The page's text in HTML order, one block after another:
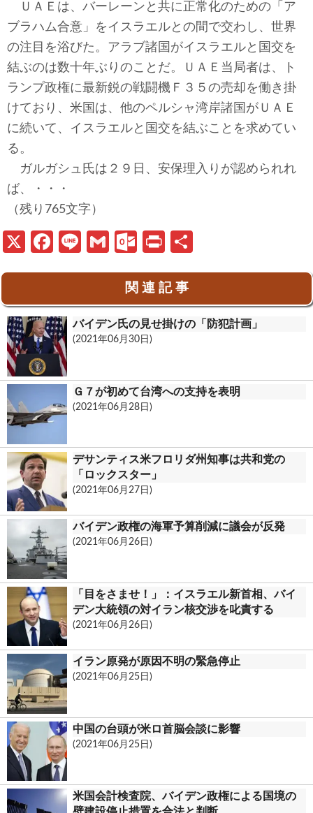
東アジア
東京発
ＵＡＥは、バーレーンと共に正常化のための「ア
ブラハム合意」をイスラエルとの間で交わし、世界
の注目を浴びた。アラブ諸国がイスラエルと国交を
結ぶのは数十年ぶりのことだ。ＵＡＥ当局者は、ト
ランプ政権に最新鋭の戦闘機Ｆ３５の売却を働き掛
けており、米国は、他のペルシャ湾岸諸国がＵＡＥ
に続いて、イスラエルと国交を結ぶことを求めてい
る。
ガルガシュ氏は２９日、安保理入りが認められれ
ば、・・・
（残り765文字）
X
Fa
o
o
k
Li
G
ail
O
lo
o
k.
o
m
Pr
t
関 連 記 事
バイデン氏の見せ掛けの「防犯計画」
(2021年06月30日)
Ｇ７が初めて台湾への支持を表明
(2021年06月28日)
デサンティス米フロリダ州知事は共和党の
「ロックスター」
(2021年06月27日)
バイデン政権の海軍予算削減に議会が反発
(2021年06月26日)
「目をさませ！」：イスラエル新首相、バイ
デン大統領の対イラン核交渉を叱責する
(2021年06月26日)
イラン原発が原因不明の緊急停止
(2021年06月25日)
中国の台頭が米ロ首脳会談に影響
(2021年06月25日)
米国会計検査院、バイデン政権による国境の